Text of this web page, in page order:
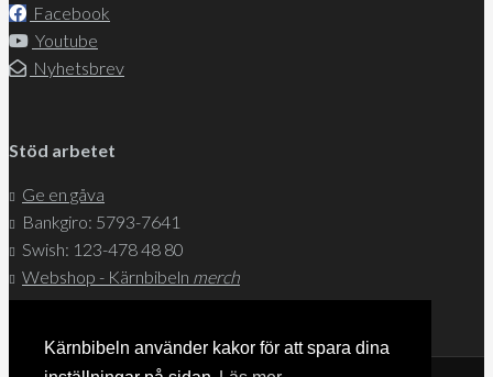
Kärnbibeln använder kakor för att spara dina
Facebook
Youtube
Nyhetsbrev
Stöd arbetet
Ge en gåva
Bankgiro: 5793-7641
Swish: 123-478 48 80
Webshop - Kärnbibeln merch